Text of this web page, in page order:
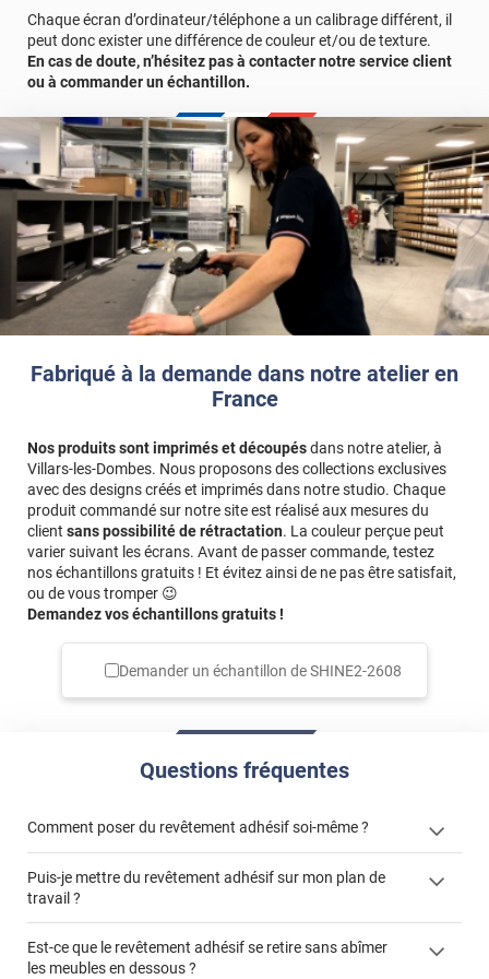
Fabriqué à la demande dans notre atelier en
France
Nos produits sont imprimés et découpésdans notre atelier, à
Villars-les-Dombes. Nous proposons des collections exclusives
avec des designs créés et imprimés dans notre studio. Chaque
produit commandé sur notre site est réalisé aux mesures du
client sans possibilité de rétractation. La couleur perçue peut
varier suivant les écrans. Avant de passer commande, testez
nos échantillons gratuits ! Et évitez ainsi de ne pas être satisfait,
ou de vous tromper 😉
Demandez vos échantillons gratuits !
Demander un échantillon deSHINE2-2608
Questions fréquentes
Comment poser du revêtement adhésif soi-même ?
« Comment poser un revêtement adhésif ? »
Puis-je mettre du revêtement adhésif sur mon plan de
travail ?
Est-ce que le revêtement adhésif se retire sans abîmer
les meubles en dessous ?
Chaque écran d’ordinateur/téléphone a un calibrage différent, il
peut donc exister une différence de couleur et/ou de texture.
En cas de doute, n’hésitez pas à contacter notre service client
ou à commander un échantillon.